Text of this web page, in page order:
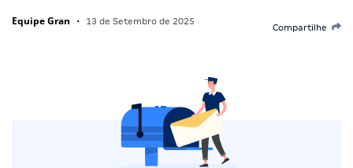
Equipe Gran • 13 de Setembro de 2025
Compartilhe